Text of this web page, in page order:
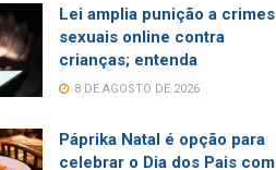
Lei amplia punição a crimes
sexuais online contra
crianças; entenda
8 DE AGOSTO DE 2026
Páprika Natal é opção para
celebrar o Dia dos Pais com